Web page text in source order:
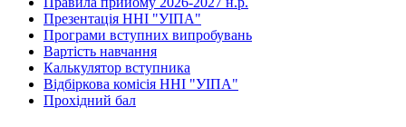
Презентація ННІ "УІПА"
Програми вступних випробувань
Вартість навчання
Калькулятор вступника
Відбіркова комісія ННІ "УІПА"
Прохідний бал